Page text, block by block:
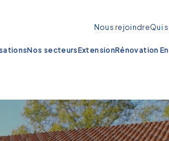
Nous rejoindreQui
Nos secteursExtensionRénovation